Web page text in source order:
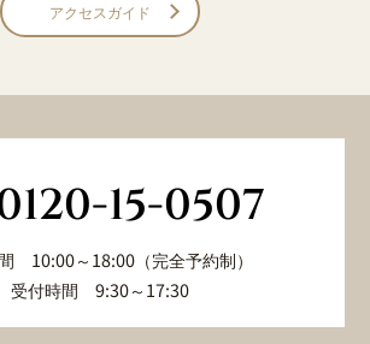
アクセスガイド
15-0507
10:00～18:00（完全予約制）
受付時間 9:30～17:30